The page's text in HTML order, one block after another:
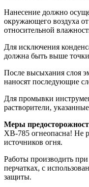
Нанесение должно
окружающего воздуха
относительной
Для исключения
должна быть выше
После высыхания слоя
наносят последующие
Для промывки
растворители,
Меры
ХВ-785 огнеопасна! Не
источников огня.
Работы производить
перчатках, с
защиты.